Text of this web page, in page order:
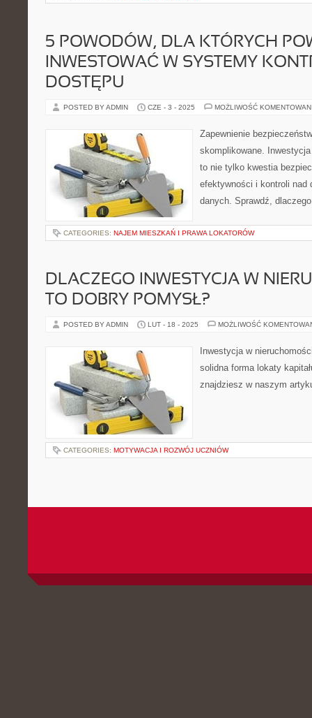
5 POWODÓW, DLA KTÓRYCH
INWESTOWAĆ W SYSTEMY
DOSTĘPU
POSTED BY ADMIN CZE - 3 - 2025 MOŻLIWOŚĆ
Zapewnienie
skomplikowane.
to nie tylko kwestia
efektywności i kontroli nad
danych. Sprawdź,
CATEGORIES: NAJEM MIESZKAŃ I PRAWA LOKATORÓW
DLACZEGO INWESTYCJA W
TO DOBRY POMYSŁ?
POSTED BY ADMIN LUT - 18 - 2025 MOŻLIWOŚĆ
Inwestycja w
solidna forma lokaty
znajdziesz w naszym
CATEGORIES: MOTYWACJA I ROZWÓJ UCZNIÓW